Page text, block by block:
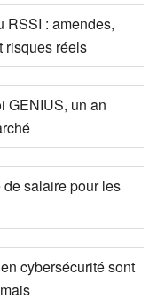
RSSI : amendes,
risques réels
GENIUS, un an
salaire pour les
cybersécurité sont